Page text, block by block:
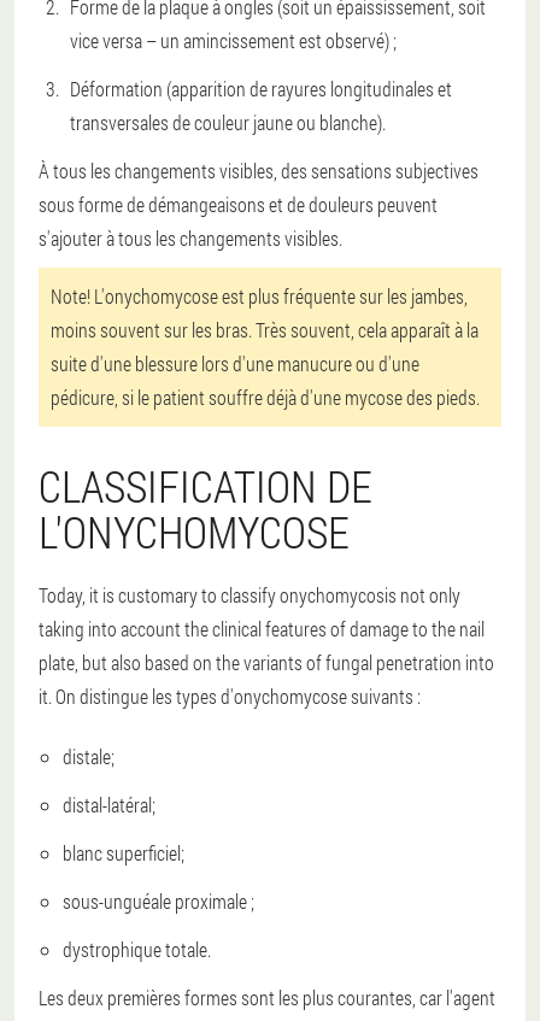
Forme de la plaque à ongles (soit un épaississement, soit
vice versa – un amincissement est observé) ;
Déformation (apparition de rayures longitudinales et
transversales de couleur jaune ou blanche).
À tous les changements visibles, des sensations subjectives
sous forme de démangeaisons et de douleurs peuvent
s'ajouter à tous les changements visibles.
Note! L'onychomycose est plus fréquente sur les jambes,
moins souvent sur les bras. Très souvent, cela apparaît à la
suite d'une blessure lors d'une manucure ou d'une
pédicure, si le patient souffre déjà d'une mycose des pieds.
CLASSIFICATION DE
L'ONYCHOMYCOSE
Today, it is customary to classify onychomycosis not only
taking into account the clinical features of damage to the nail
plate, but also based on the variants of fungal penetration into
it. On distingue les types d'onychomycose suivants :
distale;
distal-latéral;
blanc superficiel;
sous-unguéale proximale ;
dystrophique totale.
Les deux premières formes sont les plus courantes, car l'agent